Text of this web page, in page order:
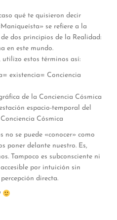
qué te quisieron decir
se refiere a la
dos principios de la Realidad:
en este mundo.
utilizo estos términos así:
existencia= Conciencia
de la Conciencia Cósmica
espacio-temporal del
Cósmica
no se puede «conocer» como
poner delante nuestro. Es,
Tampoco es subconsciente ni
por intuición sin
directa.